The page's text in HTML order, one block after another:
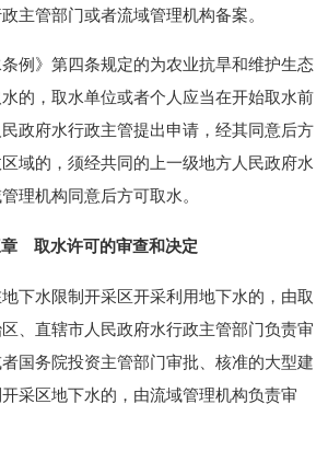
主管部门或者流域管理机构备案。
》第四条规定的为农业抗旱和维护生态
的，取水单位或者个人应当在开始取水前
政府水行政主管提出申请，经其同意后方
域的，须经共同的上一级地方人民政府水
理机构同意后方可取水。
取水许可的审查和决定
水限制开采区开采利用地下水的，由取
、直辖市人民政府水行政主管部门负责审
国务院投资主管部门审批、核准的大型建
采区地下水的，由流域管理机构负责审